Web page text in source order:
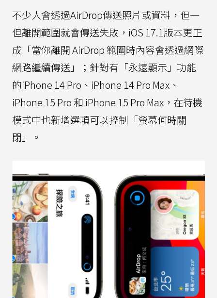
不少人會透過AirDrop傳送照片或資料，但一
但離開範圍就會傳送失敗，iOS 17.1版本更正
成「當你離開 AirDrop 範圍時內容會透過網際
網路繼續傳送」；針對有「永遠顯示」功能
的iPhone 14 Pro、iPhone 14 Pro Max、
iPhone 15 Pro 和 iPhone 15 Pro Max，在待機
模式中也新增選項可以控制「螢幕何時關
閉」。